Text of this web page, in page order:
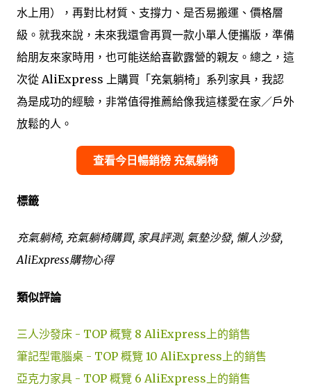
水上用），再對比材質、支撐力、是否易搬運、價格層
級。就我來說，未來我還會再買一款小單人便攜版，準備
給朋友來家時用，也可能送給喜歡露營的親友。總之，這
次從 AliExpress 上購買「充氣躺椅」系列家具，我認
為是成功的經驗，非常值得推薦給像我這樣愛在家／戶外
放鬆的人。
查看今日暢銷榜 充氣躺椅
標籤
充氣躺椅, 充氣躺椅購買, 家具評測, 氣墊沙發, 懶人沙發,
AliExpress購物心得
類似評論
三人沙發床 - TOP 概覽 8 AliExpress上的銷售
筆記型電腦桌 - TOP 概覽 10 AliExpress上的銷售
亞克力家具 - TOP 概覽 6 AliExpress上的銷售